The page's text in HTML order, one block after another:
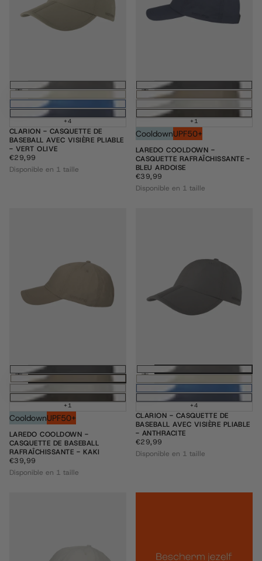
Ajouter au panier
+4
CLARION - CASQUETTE DE
BASEBALL AVEC VISIÈRE PLIABLE
- VERT OLIVE
€29,99
PRIX
RÉGULIER
€29,99
Disponible en 1 taille
Ajouter au
+1
CooldownUPF50+
LAREDO COOLDOWN -
CASQUETTE RAFRAÎCHISSANTE -
BLEU ARDOISE
€39,99
PRIX
RÉGULIER
€39,99
Disponible en 1 taille
Ajouter au panier
+1
CooldownUPF50+
LAREDO COOLDOWN -
CASQUETTE DE BASEBALL
RAFRAÎCHISSANTE - KAKI
€39,99
PRIX
RÉGULIER
€39,99
Disponible en 1 taille
Ajouter au
+4
CLARION - CASQUETTE DE
BASEBALL AVEC VISIÈRE PLIABLE
- ANTHRACITE
€29,99
PRIX
RÉGULIER
€29,99
Disponible en 1 taille